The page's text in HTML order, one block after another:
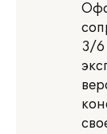
3/6